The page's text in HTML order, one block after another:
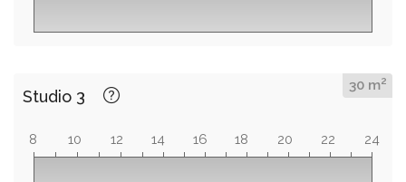
Studio 3
30 m2
8 10 12 14 16 18 20 22 24